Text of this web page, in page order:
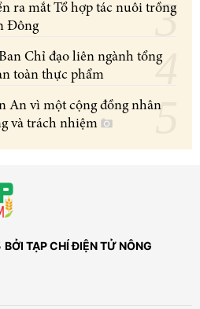
ra mắt Tổ hợp tác nuôi trồng
Đông
Chỉ đạo liên ngành tổng
toàn thực phẩm
An vì một cộng đồng nhân
và trách nhiệm
BỞI TẠP CHÍ ĐIỆN TỬ NÔNG